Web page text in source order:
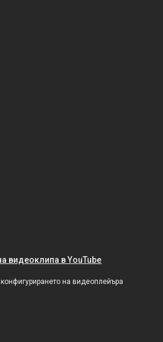
видеоклипа в YouTube
конфигурирането на видеоплейъра